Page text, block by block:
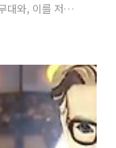
대와, 이를 저지
을 차지하기 위
혜신 vs 복면가
? 짭짤한 맛으로
maketh king.
의 정체는 가수